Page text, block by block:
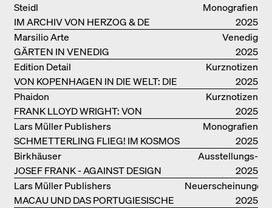
VON DENISE SCOTT BROWN
Monografien
IM ARCHIV VON HERZOG & DE
MEURON
Steidl
2025
Venedig
GÄRTEN IN VENEDIG
Marsilio Arte
2025
Kurznotizen
VON KOPENHAGEN IN DIE WELT: DIE
BJARKE INGELS GROUP
Edition Detail
2025
Kurznotizen
FRANK LLOYD WRIGHT: VON
FALLINGWATER BIS ZUM ROBBIE
HOUSE
Phaidon
2025
Monografien
SCHMETTERLING FLIEG! IM KOSMOS
VON EOOS
Lars Müller Publishers
2025
Ausstellungs­
kataloge
JOSEF FRANK - AGAINST DESIGN
Birkhäuser
2025
Neuerscheinungen
MACAU UND DAS PORTUGIESISCHE
Lars Müller Publishers
2025